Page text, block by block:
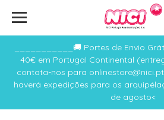
___________🚚 Portes de Envio
40€ em Portugal Continental
contata-nos para
haverá expedições para os
de agosto<